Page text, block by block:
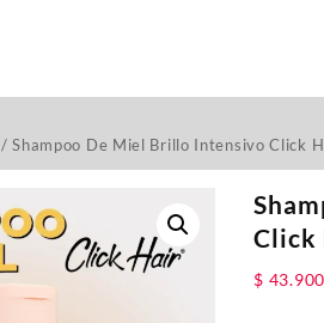
/ Shampoo De Miel Brillo Intensivo Click
Click
$ 43.900